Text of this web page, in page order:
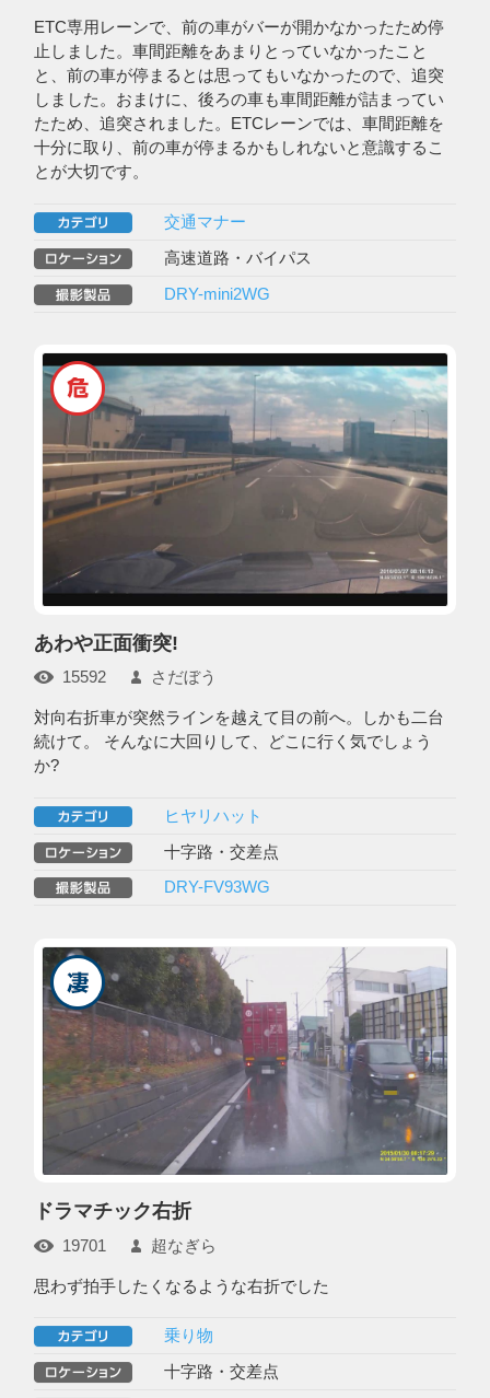
ETC専用レーンで、前の車がバーが開かなかったため停
止しました。車間距離をあまりとっていなかったこと
と、前の車が停まるとは思ってもいなかったので、追突
しました。おまけに、後ろの車も車間距離が詰まってい
たため、追突されました。ETCレーンでは、車間距離を
十分に取り、前の車が停まるかもしれないと意識するこ
とが大切です。
交通マナー
高速道路・バイパス
DRY-mini2WG
あわや正面衝突!
15592 さだぼう
対向右折車が突然ラインを越えて目の前へ。しかも二台
続けて。 そんなに大回りして、どこに行く気でしょう
か?
ヒヤリハット
十字路・交差点
DRY-FV93WG
ドラマチック右折
19701 超なぎら
思わず拍手したくなるような右折でした
乗り物
十字路・交差点